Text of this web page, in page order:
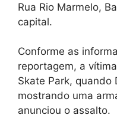
Rua Rio Marmelo,
capital.
Conforme as
reportagem, a
Skate Park, quando
mostrando uma
anunciou o assalto.